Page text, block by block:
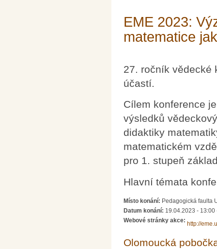
EME 2023:
matematice
27. ročník vědecké
účastí.
Cílem konference
výsledků
didaktiky
matematickém
pro 1. stupeň
Hlavní témata
Místo konání: Pedagogická faulta
Datum konání: 19.04.2023 - 13:00
Webové stránky akce:
http://
Olomoucká